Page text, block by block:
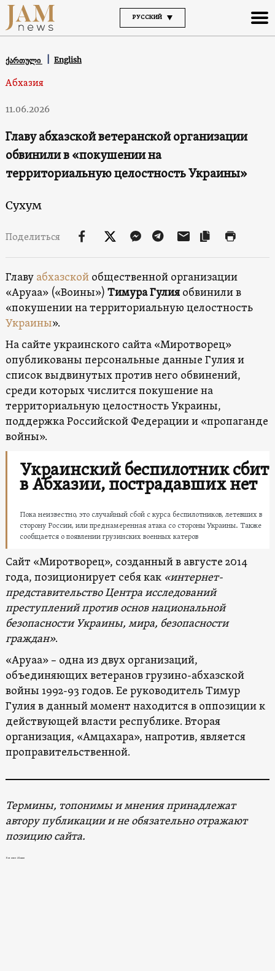
РУССКИЙ
ქართული English
Абхазия
11.06.2026
Главу абхазской ветеранской организации
обвинили в «покушении на
территориальную целостность Украины»
Сухум
Поделиться
Главу абхазскойобщественной организации
«Аруаа» («Воины») Тимура Гулияобвинили в
«покушении на территориальную целостность
Украины».
На сайте украинского сайта «Миротворец»
опубликованы персональные данные Гулия и
список выдвинутых против него обвинений,
среди которых числится покушение на
территориальную целостность Украины,
поддержка Российской Федерации и «пропаганде
войны».
Украинский беспилотник сбит
в Абхазии, пострадавших нет
Пока неизвестно, это случайный сбой с курса беспилотников, летевших в
сторону России, или преднамеренная атака со стороны Украины. Также
сообщается о появлении грузинских военных катеров
Сайт «Миротворец», созданный в августе 2014
года, позиционирует себя как «интернет-
представительство Центра исследований
преступлений против основ национальной
безопасности Украины, мира, безопасности
граждан».
«Аруаа» – одна из двух организаций,
объединяющих ветеранов грузино-абхазской
войны 1992-93 годов. Ее руководитель Тимур
Гулия в данный момент находится в оппозиции к
действующей власти республике. Вторая
организация, «Амцахара», напротив, является
проправительственной.
Термины, топонимы и мнения принадлежат
автору публикации и не обязательно отражают
позицию сайта.
Новости в Абхазии